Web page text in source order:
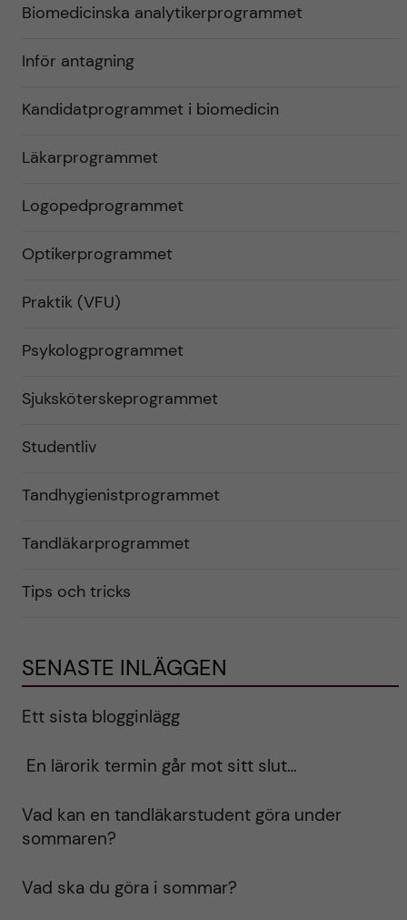
Biomedicinska analytikerprogrammet
Inför antagning
Kandidatprogrammet i biomedicin
Läkarprogrammet
Logopedprogrammet
Optikerprogrammet
Praktik (VFU)
Psykologprogrammet
Sjuksköterskeprogrammet
Studentliv
Tandhygienistprogrammet
Tandläkarprogrammet
Tips och tricks
SENASTE INLÄGGEN
Ett sista blogginlägg
En lärorik termin går mot sitt slut…
Vad kan en tandläkarstudent göra under
sommaren?
Vad ska du göra i sommar?